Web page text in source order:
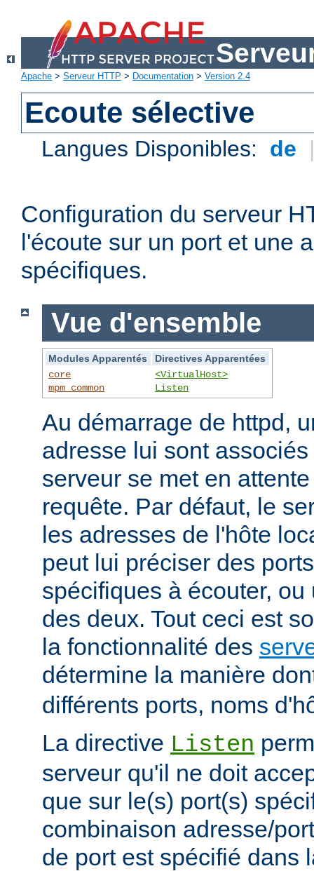
Apache > Serveur HTTP > Documentation > Version 2.4
Ecoute sélective
Langues Disponibles: de
Configuration du serveur
l'écoute sur un port et une
spécifiques.
Vue d'ensemble
Modules Apparentés
Directives Apparentées
core
mpm_common
<VirtualHost>
Listen
Au démarrage de httpd,
adresse lui sont
serveur se met en
requête. Par défaut, le
les adresses de l'hôte
peut lui préciser des
spécifiques à écouter,
des deux. Tout ceci est
la fonctionnalité des
détermine la manière
différents ports, noms
La directive Listen
serveur qu'il ne doit
que sur le(s) port(s)
combinaison adresse/
de port est spécifié dans